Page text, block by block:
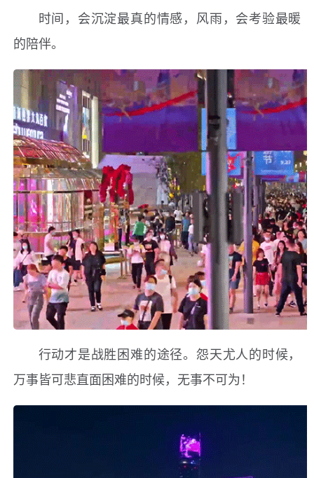
时间，会沉淀最真的情感，风雨，会考验最暖
的陪伴。
行动才是战胜困难的途径。怨天尤人的时候，
万事皆可悲直面困难的时候，无事不可为！